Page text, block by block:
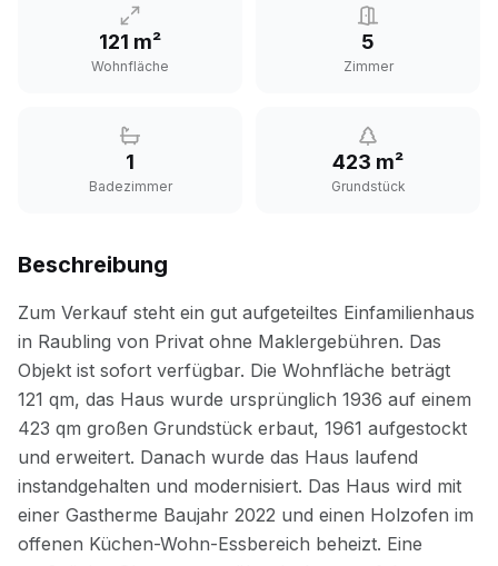
121 m²
Wohnfläche
5
Zimmer
1
Badezimmer
423 m²
Grundstück
Beschreibung